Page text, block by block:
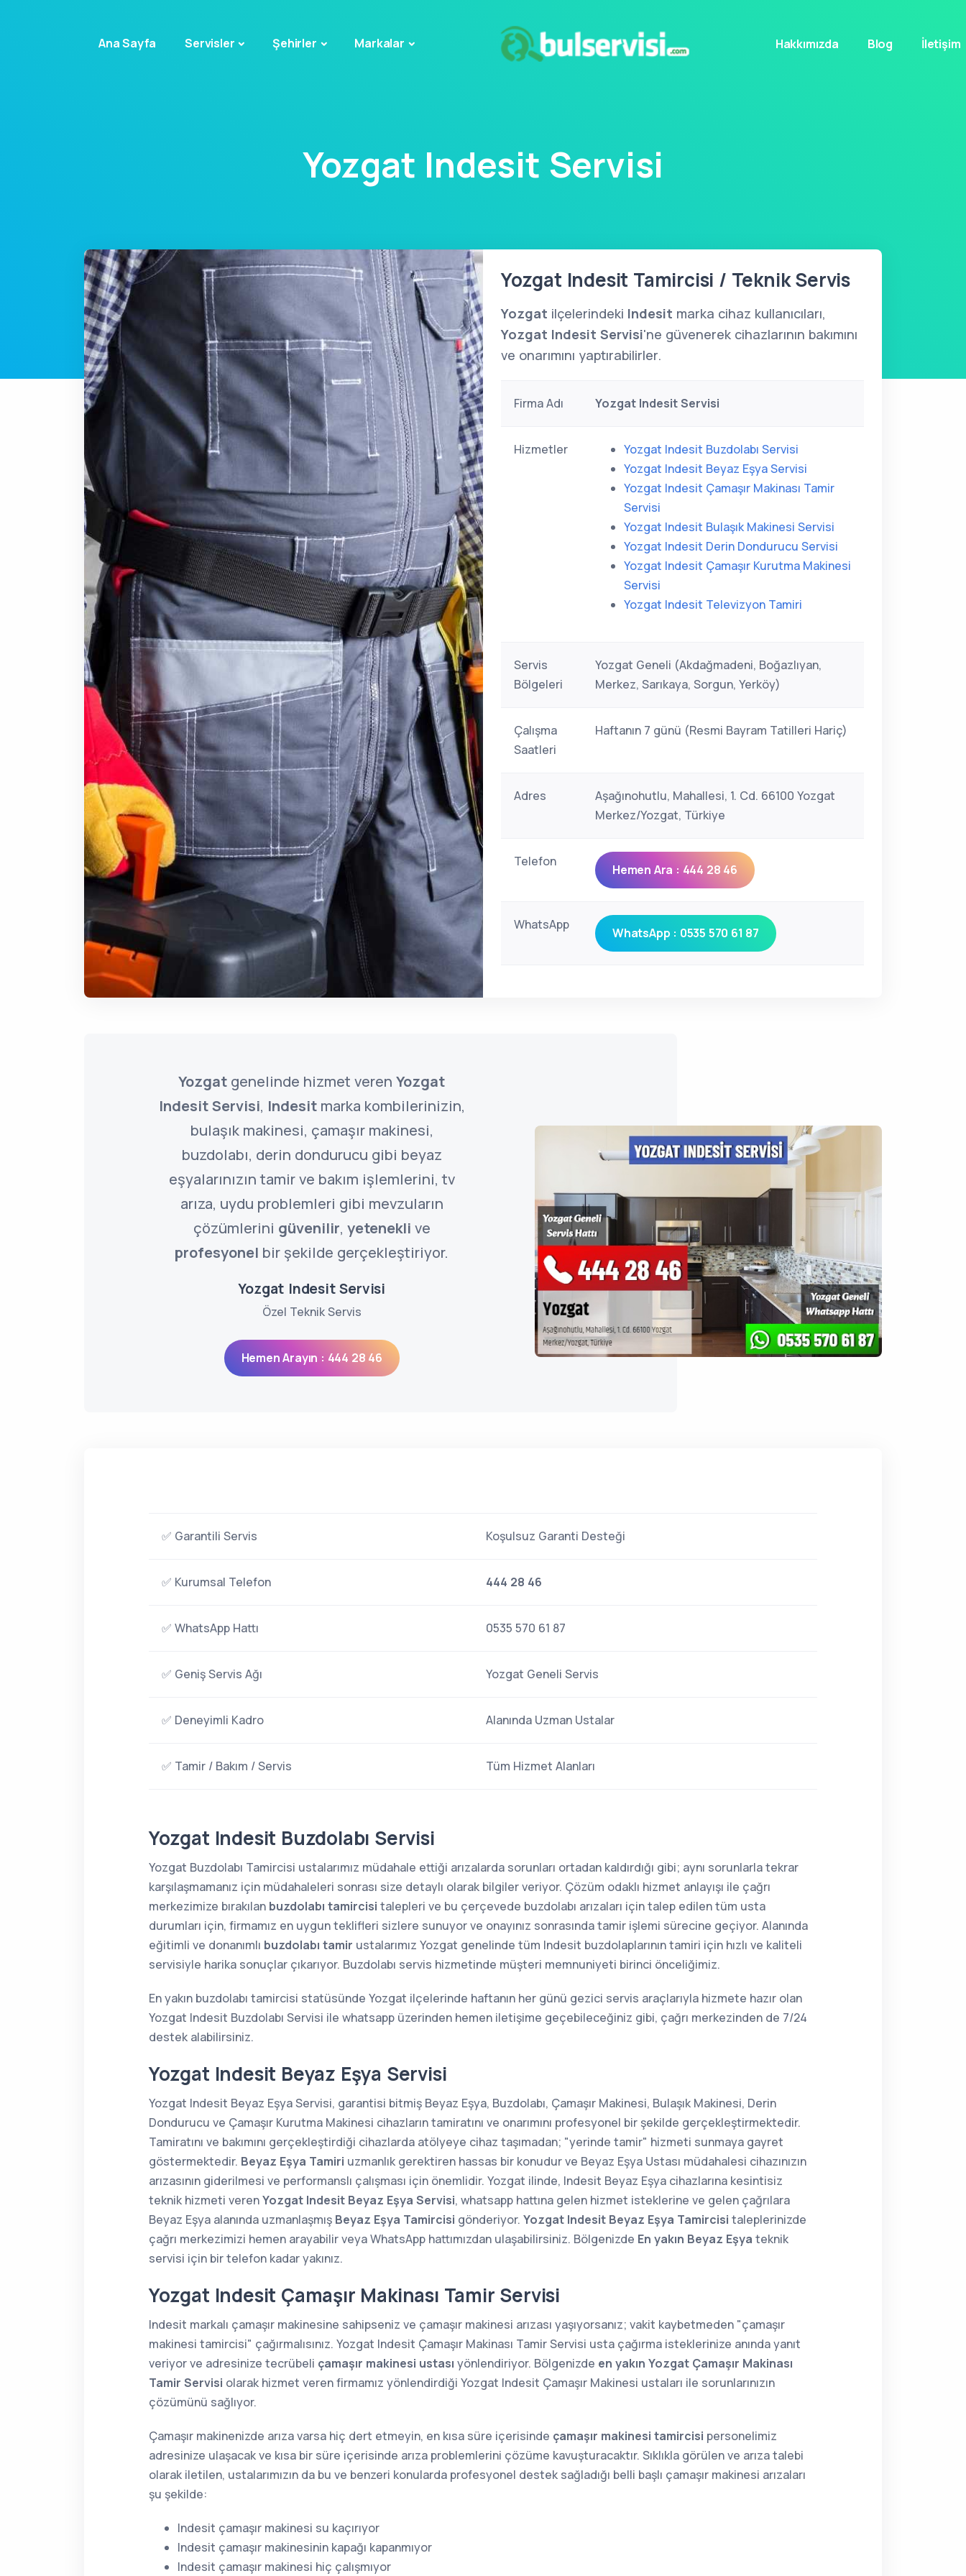
Ana Sayfa Servisler Şehirler Markalar Hakkımızda Blog İletişim
Yozgat Indesit Servisi
Yozgat Indesit Tamircisi / Teknik Servis
Yozgat ilçelerindeki Indesit marka cihaz kullanıcıları,
Yozgat Indesit Servisi'ne güvenerek cihazlarının bakımını
ve onarımını yaptırabilirler.
Firma Adı Yozgat Indesit Servisi
Hizmetler
Yozgat Indesit Buzdolabı Servisi
Yozgat Indesit Beyaz Eşya Servisi
Yozgat Indesit Çamaşır Makinası Tamir
Servisi
Yozgat Indesit Bulaşık Makinesi Servisi
Yozgat Indesit Derin Dondurucu Servisi
Yozgat Indesit Çamaşır Kurutma Makinesi
Servisi
Yozgat Indesit Televizyon Tamiri
Servis
Bölgeleri
Yozgat Geneli (Akdağmadeni, Boğazlıyan,
Merkez, Sarıkaya, Sorgun, Yerköy)
Çalışma
Saatleri
Haftanın 7 günü (Resmi Bayram Tatilleri Hariç)
Adres
Aşağınohutlu, Mahallesi, 1. Cd. 66100 Yozgat
Merkez/Yozgat, Türkiye
Telefon
Hemen Ara : 444 28 46
WhatsApp
WhatsApp : 0535 570 61 87
Yozgat genelinde hizmet verenYozgat
Indesit Servisi, Indesitmarka kombilerinizin,
bulaşık makinesi, çamaşır makinesi,
buzdolabı, derin dondurucu gibi beyaz
eşyalarınızın tamir ve bakım işlemlerini, tv
arıza, uydu problemleri gibi mevzuların
çözümlerini güvenilir, yetenekli ve
profesyonel bir şekilde gerçekleştiriyor.
Yozgat Indesit Servisi
Özel Teknik Servis
Hemen Arayın : 444 28 46
✅ Garantili Servis Koşulsuz Garanti Desteği
✅ Kurumsal Telefon 444 28 46
✅ WhatsApp Hattı 0535 570 61 87
✅ Geniş Servis Ağı Yozgat Geneli Servis
✅ Deneyimli Kadro Alanında Uzman Ustalar
✅ Tamir / Bakım / Servis Tüm Hizmet Alanları
Yozgat Indesit Buzdolabı Servisi
Yozgat Buzdolabı Tamircisi ustalarımız müdahale ettiği arızalarda sorunları ortadan kaldırdığı gibi; aynı sorunlarla tekrar
karşılaşmamanız için müdahaleleri sonrası size detaylı olarak bilgiler veriyor. Çözüm odaklı hizmet anlayışı ile çağrı
merkezimize bırakılan buzdolabı tamircisi talepleri ve bu çerçevede buzdolabı arızaları için talep edilen tüm usta
durumları için, firmamız en uygun teklifleri sizlere sunuyor ve onayınız sonrasında tamir işlemi sürecine geçiyor. Alanında
eğitimli ve donanımlı buzdolabı tamir ustalarımız Yozgat genelinde tüm Indesit buzdolaplarının tamiri için hızlı ve kaliteli
servisiyle harika sonuçlar çıkarıyor. Buzdolabı servis hizmetinde müşteri memnuniyeti birinci önceliğimiz.
En yakın buzdolabı tamircisi statüsünde Yozgat ilçelerinde haftanın her günü gezici servis araçlarıyla hizmete hazır olan
Yozgat Indesit Buzdolabı Servisi ile whatsapp üzerinden hemen iletişime geçebileceğiniz gibi, çağrı merkezinden de 7/24
destek alabilirsiniz.
Yozgat Indesit Beyaz Eşya Servisi
Yozgat Indesit Beyaz Eşya Servisi, garantisi bitmiş Beyaz Eşya, Buzdolabı, Çamaşır Makinesi, Bulaşık Makinesi, Derin
Dondurucu ve Çamaşır Kurutma Makinesi cihazların tamiratını ve onarımını profesyonel bir şekilde gerçekleştirmektedir.
Tamiratını ve bakımını gerçekleştirdiği cihazlarda atölyeye cihaz taşımadan; "yerinde tamir" hizmeti sunmaya gayret
göstermektedir. Beyaz Eşya Tamiri uzmanlık gerektiren hassas bir konudur ve Beyaz Eşya Ustası müdahalesi cihazınızın
arızasının giderilmesi ve performanslı çalışması için önemlidir. Yozgat ilinde, Indesit Beyaz Eşya cihazlarına kesintisiz
teknik hizmeti verenYozgat Indesit Beyaz Eşya Servisi, whatsapp hattına gelen hizmet isteklerine ve gelen çağrılara
Beyaz Eşya alanında uzmanlaşmış Beyaz Eşya Tamircisi gönderiyor. Yozgat Indesit Beyaz Eşya Tamircisi taleplerinizde
çağrı merkezimizi hemen arayabilir veya WhatsApp hattımızdan ulaşabilirsiniz. Bölgenizde En yakın Beyaz Eşya teknik
servisi için bir telefon kadar yakınız.
Yozgat Indesit Çamaşır Makinası Tamir Servisi
Indesit markalı çamaşır makinesine sahipseniz ve çamaşır makinesi arızası yaşıyorsanız; vakit kaybetmeden "çamaşır
makinesi tamircisi" çağırmalısınız. Yozgat Indesit Çamaşır Makinası Tamir Servisi usta çağırma isteklerinize anında yanıt
veriyor ve adresinize tecrübeli çamaşır makinesi ustası yönlendiriyor. Bölgenizde en yakın Yozgat Çamaşır Makinası
Tamir Servisi olarak hizmet veren firmamız yönlendirdiği Yozgat Indesit Çamaşır Makinesi ustaları ile sorunlarınızın
çözümünü sağlıyor.
Çamaşır makinenizde arıza varsa hiç dert etmeyin, en kısa süre içerisinde çamaşır makinesi tamircisi personelimiz
adresinize ulaşacak ve kısa bir süre içerisinde arıza problemlerini çözüme kavuşturacaktır. Sıklıkla görülen ve arıza talebi
olarak iletilen, ustalarımızın da bu ve benzeri konularda profesyonel destek sağladığı belli başlı çamaşır makinesi arızaları
şu şekilde:
Indesit çamaşır makinesi su kaçırıyor
Indesit çamaşır makinesinin kapağı kapanmıyor
Indesit çamaşır makinesi hiç çalışmıyor